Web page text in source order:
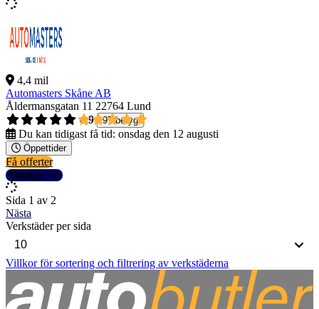
4,4 mil
Automasters Skåne AB
Åldermansgatan 11 22764 Lund
4,9
97 betyg
Du kan tidigast få tid: onsdag den 12 augusti
Öppettider
Få offerter
Detaljer
Sida 1 av 2
Nästa
Verkstäder per sida
Villkor för sortering och filtrering av verkstäderna